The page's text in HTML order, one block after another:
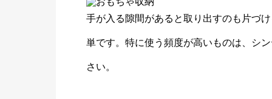
手が入る隙間があると取り出すのも片づ
単です。特に使う頻度が高いものは、シ
さい。